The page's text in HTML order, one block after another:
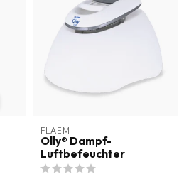
FLAEM
Olly® Dampf-
Luftbefeuchter